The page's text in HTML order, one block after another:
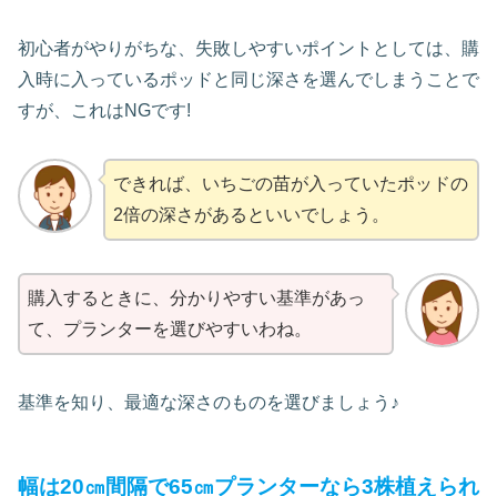
初心者がやりがちな、失敗しやすいポイントとしては、購
入時に入っているポッドと同じ深さを選んでしまうことで
すが、これはNGです!
できれば、いちごの苗が入っていたポッドの
2倍の深さがあるといいでしょう。
購入するときに、分かりやすい基準があっ
て、プランターを選びやすいわね。
基準を知り、最適な深さのものを選びましょう♪
幅は20㎝間隔で65㎝プランターなら3株植えられ